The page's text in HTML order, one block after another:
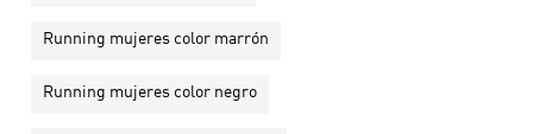
Running mujeres color marrón
Running mujeres color negro